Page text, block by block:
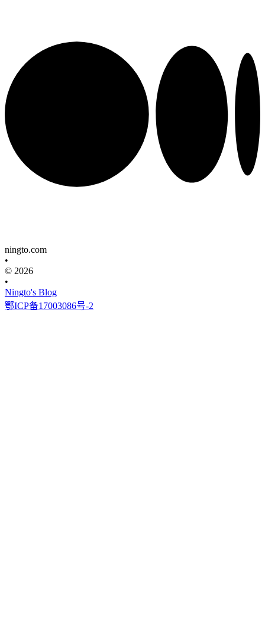
ningto.com
•
© 2026
•
Ningto's Blog
鄂ICP备17003086号-2